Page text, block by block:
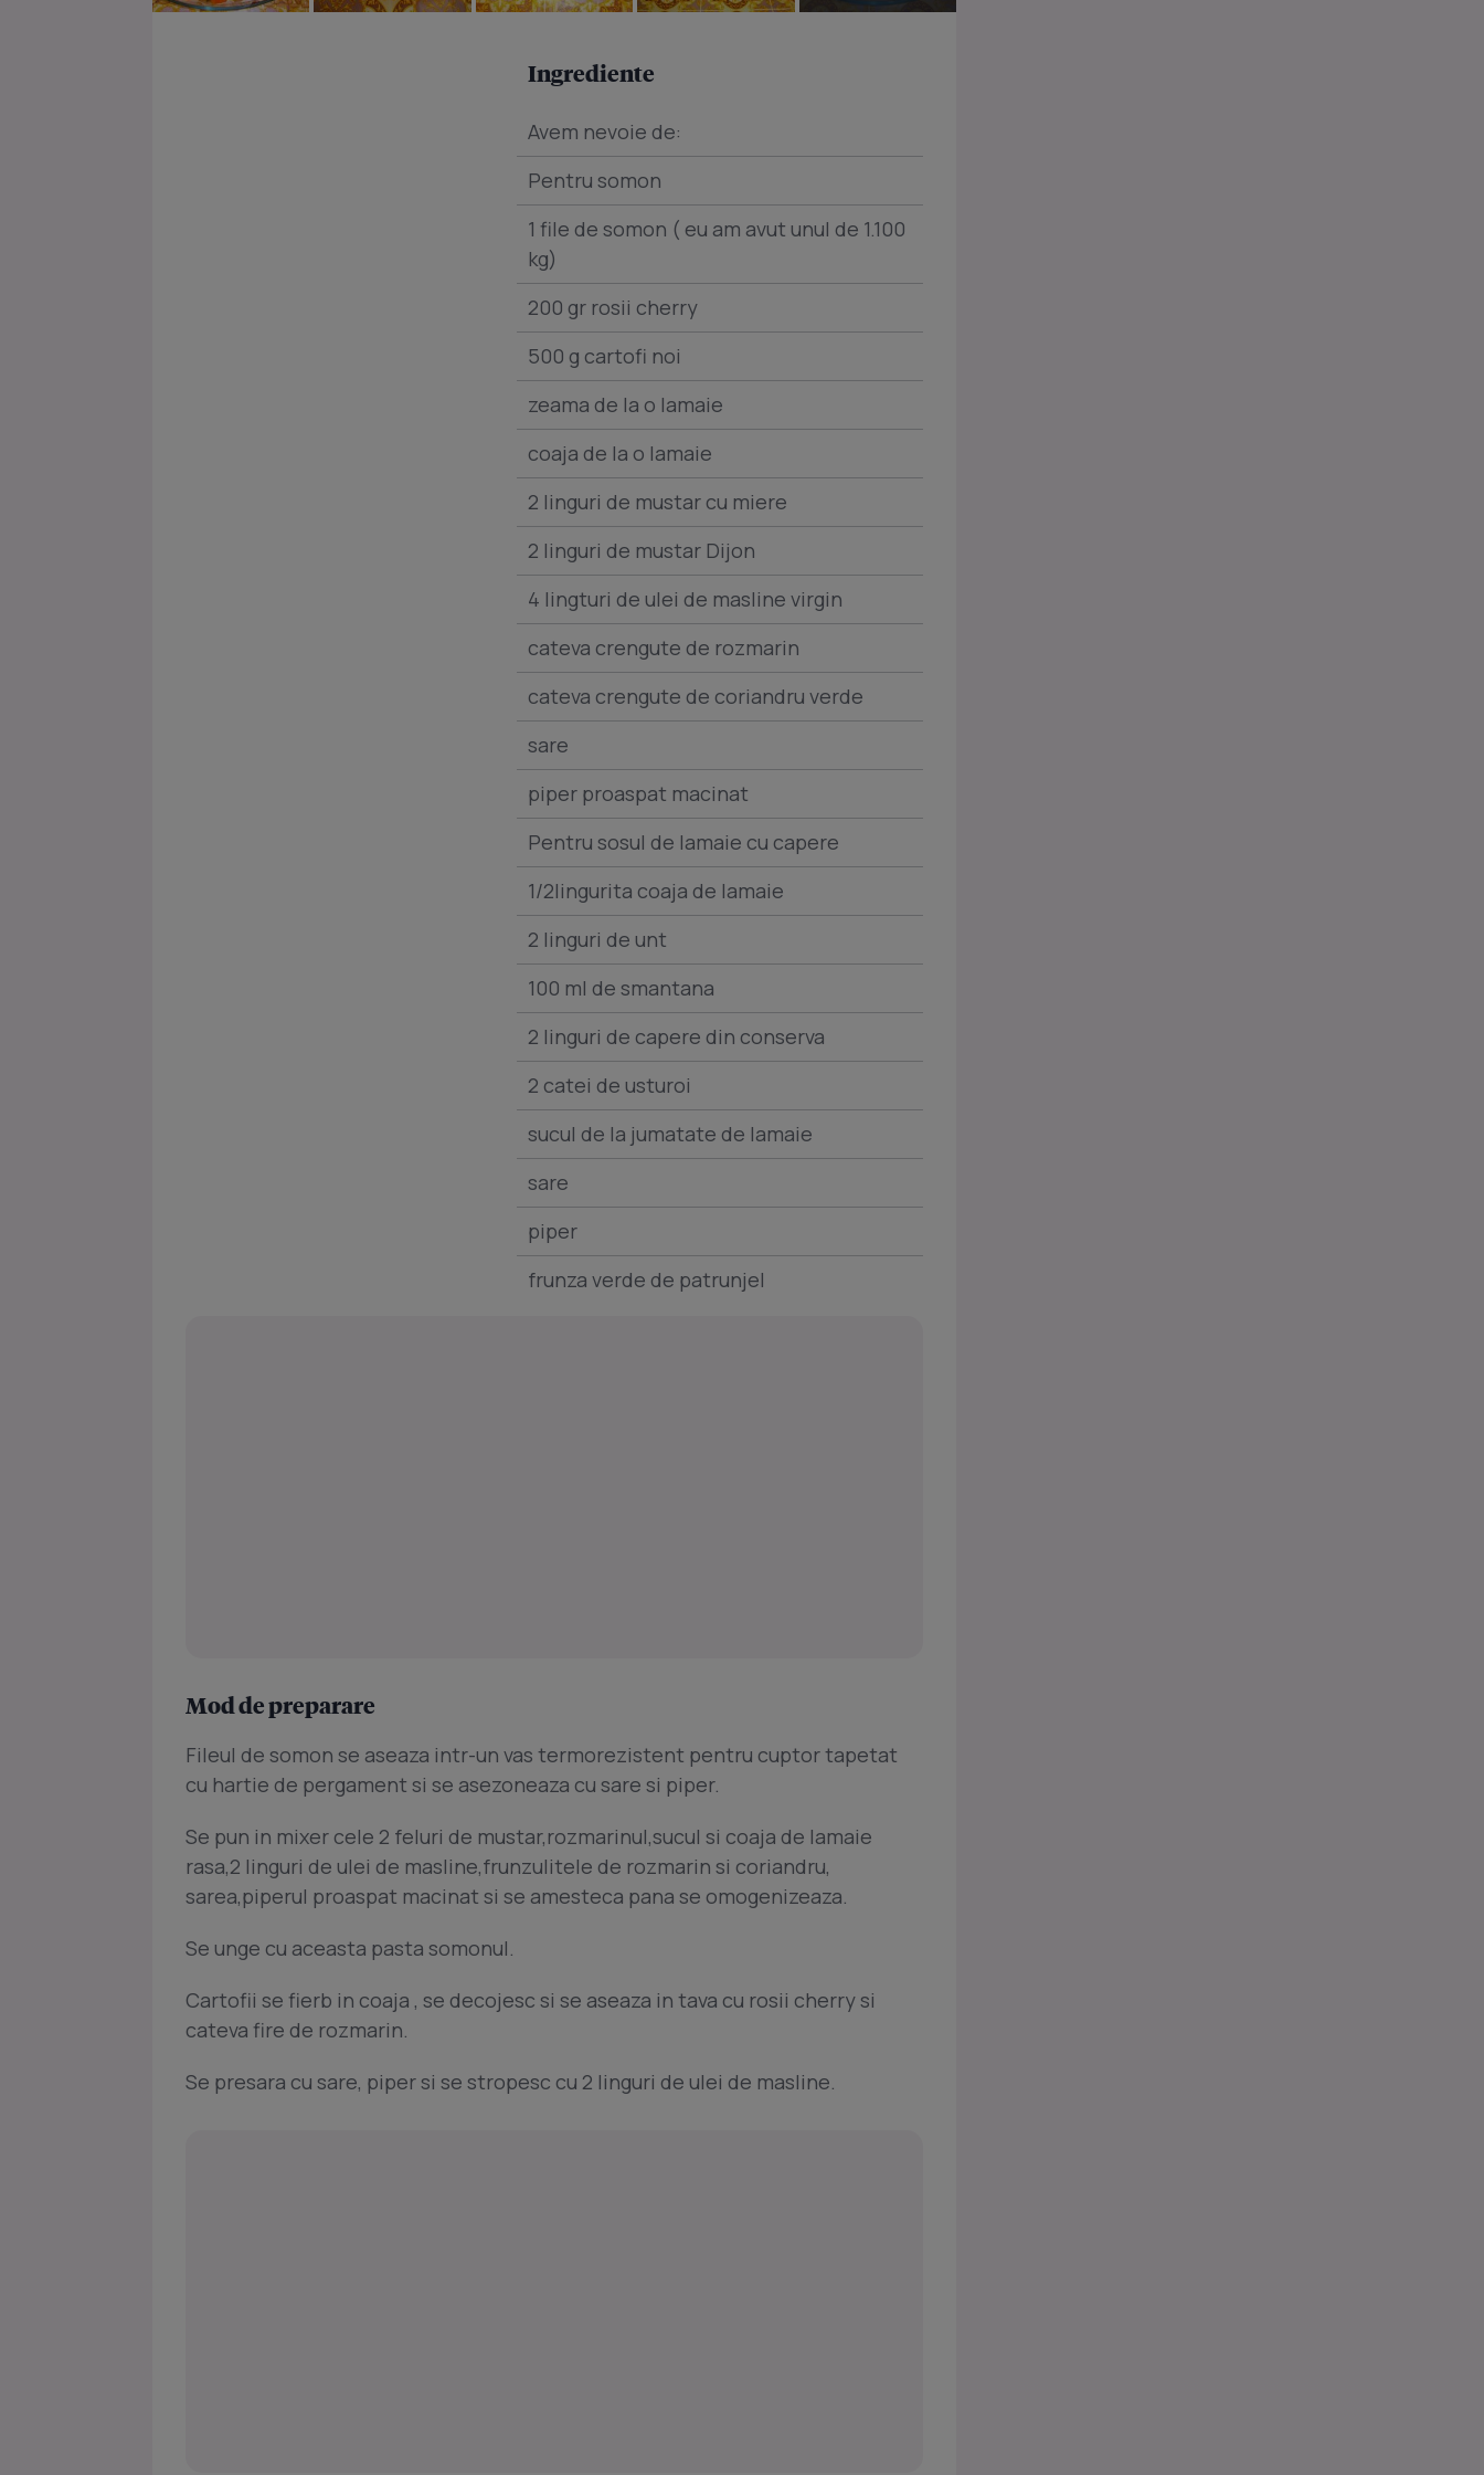
Ingrediente
Avem nevoie de:
Pentru somon
1 file de somon ( eu am avut unul de 1.100
kg)
200 gr rosii cherry
500 g cartofi noi
zeama de la o lamaie
coaja de la o lamaie
2 linguri de mustar cu miere
2 linguri de mustar Dijon
4 lingturi de ulei de masline virgin
cateva crengute de rozmarin
cateva crengute de coriandru verde
sare
piper proaspat macinat
Pentru sosul de lamaie cu capere
1/2lingurita coaja de lamaie
2 linguri de unt
100 ml de smantana
2 linguri de capere din conserva
2 catei de usturoi
sucul de la jumatate de lamaie
sare
piper
frunza verde de patrunjel
Mod de preparare
Fileul de somon se aseaza intr-un vas termorezistent pentru cuptor tapetat
cu hartie de pergament si se asezoneaza cu sare si piper.
Se pun in mixer cele 2 feluri de mustar,rozmarinul,sucul si coaja de lamaie
rasa,2 linguri de ulei de masline,frunzulitele de rozmarin si coriandru,
sarea,piperul proaspat macinat si se amesteca pana se omogenizeaza.
Se unge cu aceasta pasta somonul.
Cartofii se fierb in coaja , se decojesc si se aseaza in tava cu rosii cherry si
cateva fire de rozmarin.
Se presara cu sare, piper si se stropesc cu 2 linguri de ulei de masline.